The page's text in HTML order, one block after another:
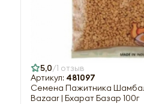
5,0 1 отзыв
Артикул: 481097
Семена Пажитника
Bazaar | Бхарат Базар 100г